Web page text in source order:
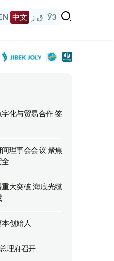
中文 ق ز ЎЗ
化与贸易合作 签
理事会会议 聚焦
大突破 海底光缆
创始人
理府召开